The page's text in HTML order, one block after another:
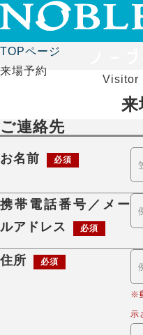
TOPページ
来場予約
Visitor
来
ご連絡先
お名前 必須
携帯電話番号／メー
ルアドレス
必須
住所 必須
※
示